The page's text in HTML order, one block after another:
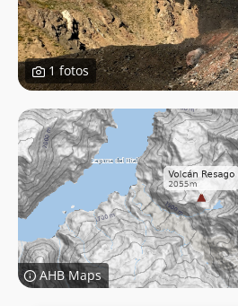
1 fotos
AHB Maps